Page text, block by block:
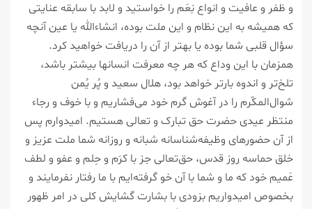
و ظفر و عافیت و انواع نِعَم را خواستید و لابد با سابقه عنایتی
که همیشه به این نظام و این ملت بوده، انشاءالله یا عین آنچه
سؤال قلبی شما بوده یا بهتر از آن را دریافت خواهید کرد.
همزمان با این وداع که هر چه معرفت انسانها بیشتر باشد،
تلخ‌تر و اندوه‌ بارتر خواهد بود، هلال سعید و پُر یُمن
شوال‌المکّرم را در آغوش گرم خود می‌فشاریم و با خوف و رجاء
منتظر عیدی حضرت حق تبارک و تعالی هستیم. امیدوارم پس
از آن حضورهای وظیفه‌شناسانه شبانه و روزانه شما ملت عزیز و
خلق حماسه روز قدس، حق‌تعالی جز با کرَم و حِلم و عفو و لطف
عَمیم خود که ما و شما با آن خو گرفته‌ایم با ما رفتار نفرمایند و
بخصوص امیدواریم بزودی با بشارت گشایش کلی در امر ظهور